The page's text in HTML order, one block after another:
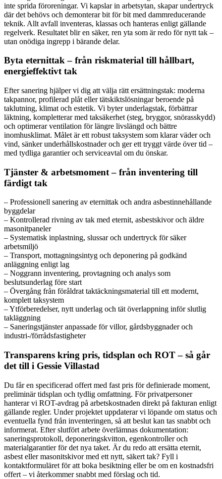
inte sprida föroreningar. Vi kapslar in arbetsytan, skapar undertryck
där det behövs och demonterar bit för bit med dammreducerande
teknik. Allt avfall inventeras, klassas och hanteras enligt gällande
regelverk. Resultatet blir en säker, ren yta som är redo för nytt tak –
utan onödiga ingrepp i bärande delar.
Byta eternittak – från riskmaterial till hållbart,
energieffektivt tak
Efter sanering hjälper vi dig att välja rätt ersättningstak: moderna
takpannor, profilerad plåt eller tätskiktslösningar beroende på
taklutning, klimat och estetik. Vi byter underlagstak, förbättrar
läktning, kompletterar med taksäkerhet (steg, bryggor, snörasskydd)
och optimerar ventilation för längre livslängd och bättre
inomhusklimat. Målet är ett robust taksystem som klarar väder och
vind, sänker underhållskostnader och ger ett tryggt värde över tid –
med tydliga garantier och serviceavtal om du önskar.
Tjänster & arbetsmoment – från inventering till
färdigt tak
– Professionell sanering av eternittak och andra asbestinnehållande
byggdelar
– Kontrollerad rivning av tak med eternit, asbestskivor och äldre
masonitpaneler
– Systematisk inplastning, slussar och undertryck för säker
arbetsmiljö
– Transport, mottagningsintyg och deponering på godkänd
anläggning enligt lag
– Noggrann inventering, provtagning och analys som
beslutsunderlag före start
– Övergång från föråldrat taktäckningsmaterial till ett modernt,
komplett taksystem
– Ytförberedelser, nytt underlag och tät överlappning inför slutlig
takläggning
– Saneringstjänster anpassade för villor, gårdsbyggnader och
industri-/förrådsfastigheter
Transparens kring pris, tidsplan och ROT – så går
det till i Gessie Villastad
Du får en specificerad offert med fast pris för definierade moment,
preliminär tidsplan och tydlig omfattning. För privatpersoner
hanterar vi ROT-avdrag på arbetskostnaden direkt på fakturan enligt
gällande regler. Under projektet uppdaterar vi löpande om status och
eventuella fynd från inventeringen, så att beslut kan tas snabbt och
informerat. Efter slutfört arbete överlämnas dokumentation:
saneringsprotokoll, deponeringskvitton, egenkontroller och
materialgarantier för det nya taket. Är du redo att ersätta eternit,
asbest eller masonitskivor med ett nytt, säkert tak? Fyll i
kontaktformuläret för att boka besiktning eller be om en kostnadsfri
offert – vi återkommer snabbt med förslag och tid.